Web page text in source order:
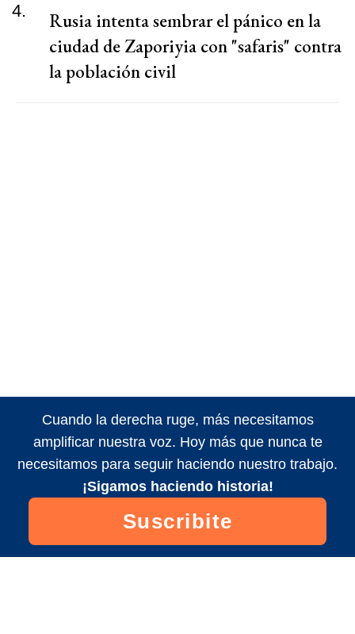
4.
Rusia intenta sembrar el pánico en la
ciudad de Zaporiyia con "safaris" contra
la población civil
Cuando la derecha ruge, más necesitamos
amplificar nuestra voz. Hoy más que nunca te
necesitamos para seguir haciendo nuestro trabajo.
¡Sigamos haciendo historia!
Suscribite